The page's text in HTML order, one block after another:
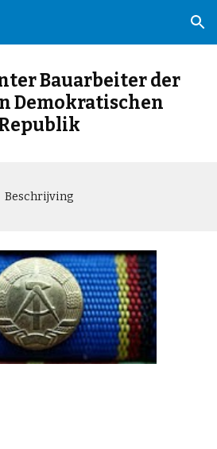
Skip to navigation
Bauarbeiter der
Demokratischen
Beschrijving